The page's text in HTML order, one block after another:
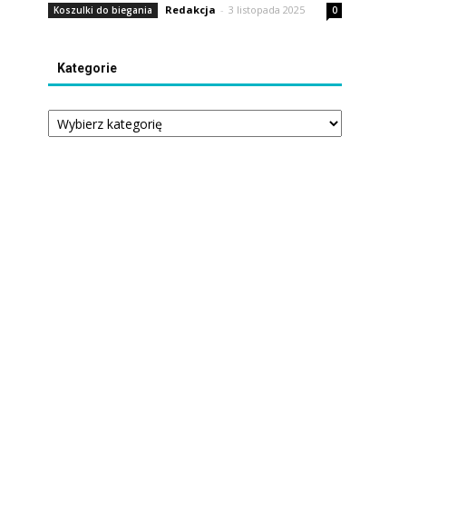
Koszulki do biegania Redakcja - 3 listopada 2025 0
Kategorie
Kategorie